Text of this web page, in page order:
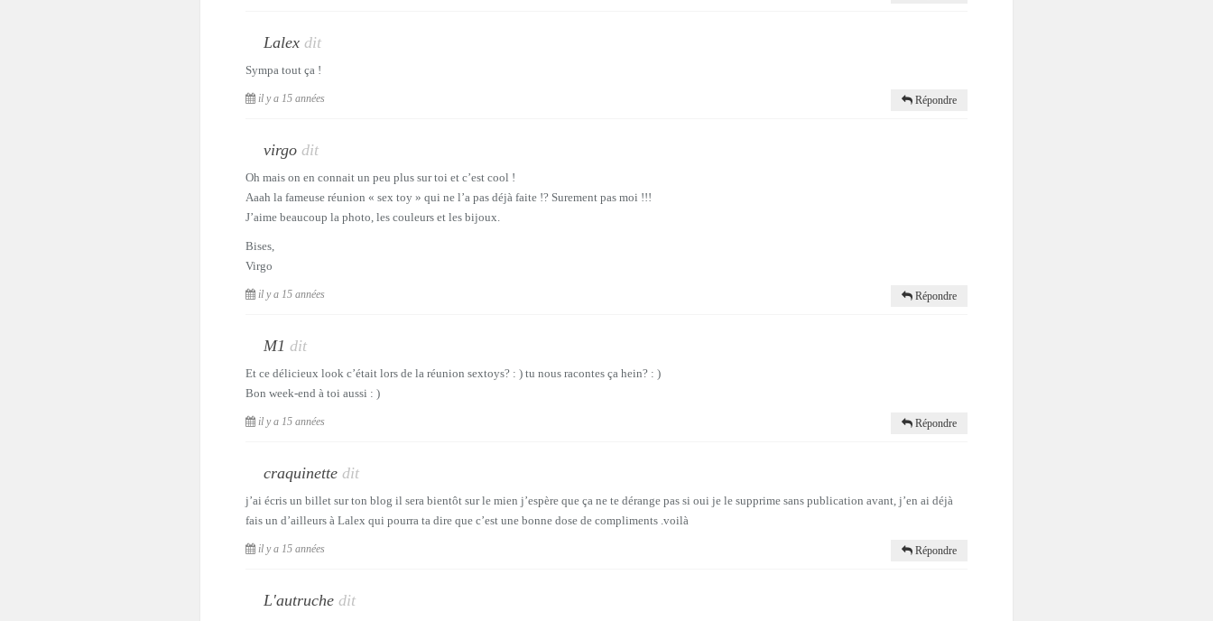
Lalex dit
Sympa tout ça !
il y a 15 années Répondre
virgo dit
Oh mais on en connait un peu plus sur toi et c’est cool !
Aaah la fameuse réunion « sex toy » qui ne l’a pas déjà faite !? Surement pas moi !!!
J’aime beaucoup la photo, les couleurs et les bijoux.
Bises,
Virgo
il y a 15 années Répondre
M1 dit
Et ce délicieux look c’était lors de la réunion sextoys? : ) tu nous racontes ça hein? : )
Bon week-end à toi aussi : )
il y a 15 années Répondre
craquinette dit
j’ai écris un billet sur ton blog il sera bientôt sur le mien j’espère que ça ne te dérange pas si oui je le supprime sans publication avant, j’en ai déjà
fais un d’ailleurs à Lalex qui pourra ta dire que c’est une bonne dose de compliments .voilà
il y a 15 années Répondre
L'autruche dit